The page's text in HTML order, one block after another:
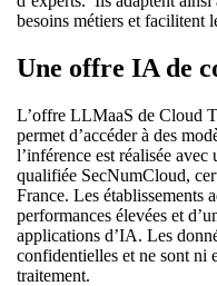
besoins métiers et facilitent
Une offre IA de
L’offre LLMaaS de Cloud
permet d’accéder à des
l’inférence est réalisée avec
qualifiée SecNumCloud,
France. Les établissements
performances élevées et
applications d’IA. Les
confidentielles et ne sont ni
traitement.